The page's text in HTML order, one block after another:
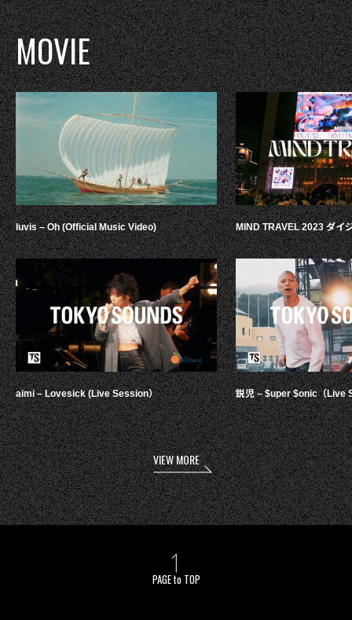
MOVIE
luvis – Oh (Official Music Video)
aimi – Lovesick (Live Session）
MIND TRAVEL 2023 ダイ
鋭児 – $uper $onic（Live
VIEW MORE
PAGE to TOP